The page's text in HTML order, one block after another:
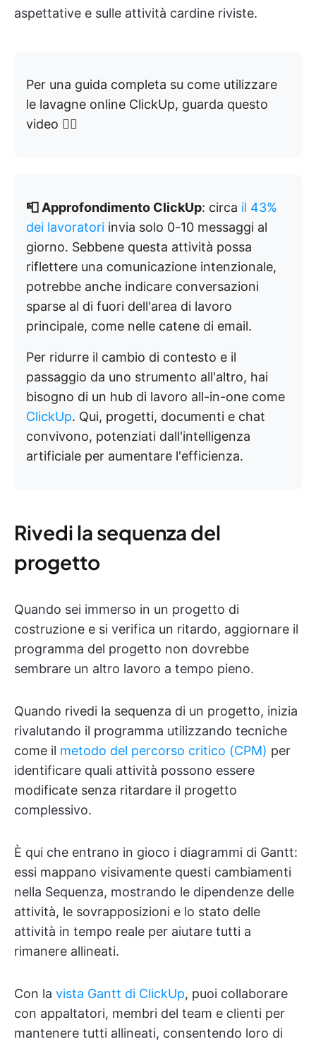
aspettative e sulle attività cardine riviste.
Per una guida completa su come utilizzare
le lavagne online ClickUp, guarda questo
video 👇🏻
📮 Approfondimento ClickUp: circa il 43%
dei lavoratori invia solo 0-10 messaggi al
giorno. Sebbene questa attività possa
riflettere una comunicazione intenzionale,
potrebbe anche indicare conversazioni
sparse al di fuori dell'area di lavoro
principale, come nelle catene di email.
Per ridurre il cambio di contesto e il
passaggio da uno strumento all'altro, hai
bisogno di un hub di lavoro all-in-one come
ClickUp. Qui, progetti, documenti e chat
convivono, potenziati dall'intelligenza
artificiale per aumentare l'efficienza.
Rivedi la sequenza del
progetto
Quando sei immerso in un progetto di
costruzione e si verifica un ritardo, aggiornare il
programma del progetto non dovrebbe
sembrare un altro lavoro a tempo pieno.
Quando rivedi la sequenza di un progetto, inizia
rivalutando il programma utilizzando tecniche
come il metodo del percorso critico (CPM) per
identificare quali attività possono essere
modificate senza ritardare il progetto
complessivo.
È qui che entrano in gioco i diagrammi di Gantt:
essi mappano visivamente questi cambiamenti
nella Sequenza, mostrando le dipendenze delle
attività, le sovrapposizioni e lo stato delle
attività in tempo reale per aiutare tutti a
rimanere allineati.
Con la vista Gantt di ClickUp, puoi collaborare
con appaltatori, membri del team e clienti per
mantenere tutti allineati, consentendo loro di